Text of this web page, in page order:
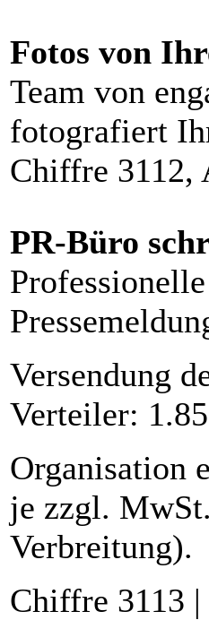
Fotos von
Team von
fotografiert
Chiffre 3112,
PR-Büro
Versendung
Verteiler:
Organisation
je zzgl.
Verbreitung).
Chiffre 3113